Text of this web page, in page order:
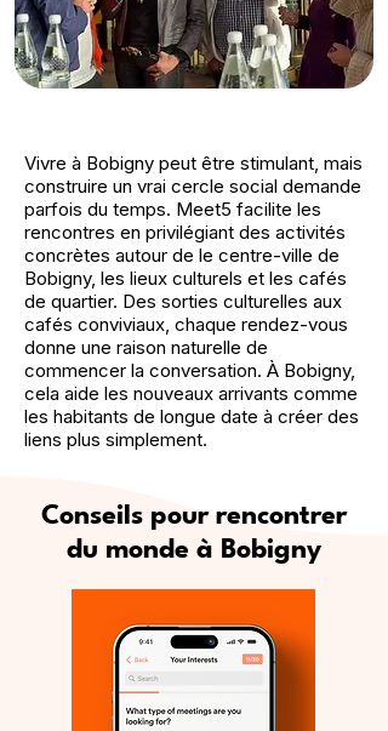
Vivre à Bobigny peut être stimulant, mais
construire un vrai cercle social demande
parfois du temps. Meet5 facilite les
rencontres en privilégiant des activités
concrètes autour de le centre-ville de
Bobigny, les lieux culturels et les cafés
de quartier. Des sorties culturelles aux
cafés conviviaux, chaque rendez-vous
donne une raison naturelle de
commencer la conversation. À Bobigny,
cela aide les nouveaux arrivants comme
les habitants de longue date à créer des
liens plus simplement.
Conseils pour rencontrer
du monde à Bobigny